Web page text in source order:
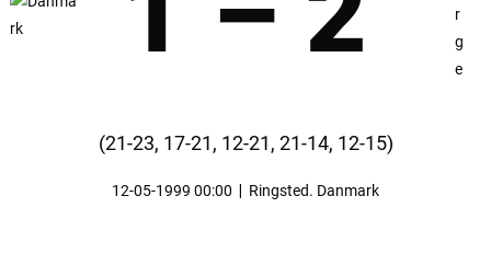
(21-23, 17-21, 12-21, 21-14, 12-15)
12-05-1999 00:00 Ringsted. Danmark